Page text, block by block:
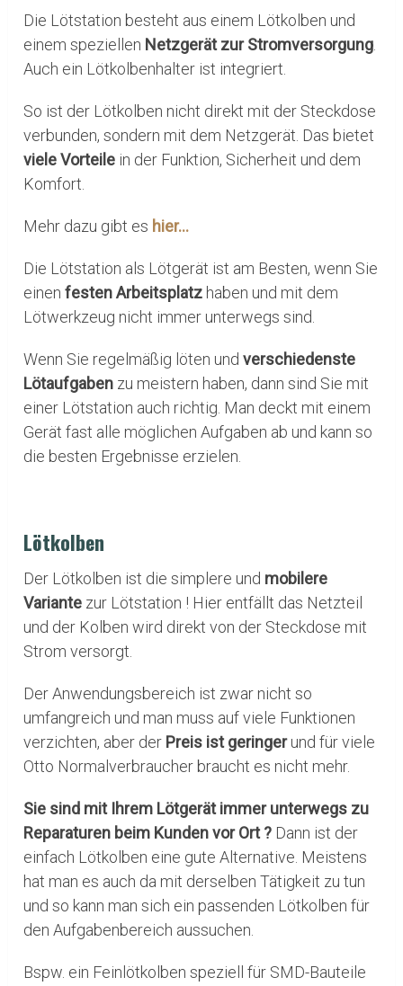
Die Lötstation besteht aus einem Lötkolben und
einem speziellen Netzgerät zur Stromversorgung
Auch ein Lötkolbenhalter ist integriert.
So ist der Lötkolben nicht direkt mit der Steckdose
verbunden, sondern mit dem Netzgerät. Das bietet
viele Vorteile in der Funktion, Sicherheit und dem
Komfort.
Mehr dazu gibt es hier…
Die Lötstation als Lötgerät ist am Besten, wenn Sie
einenfesten Arbeitsplatz haben und mit dem
Lötwerkzeug nicht immer unterwegs sind.
Wenn Sie regelmäßig löten und verschiedenste
Lötaufgaben zu meistern haben, dann sind Sie mit
einer Lötstation auch richtig. Man deckt mit einem
Gerät fast alle möglichen Aufgaben ab und kann so
die besten Ergebnisse erzielen.
Lötkolben
Der Lötkolben ist die simplere und mobilere
Variante zur Lötstation ! Hier entfällt das Netzteil
und der Kolben wird direkt von der Steckdose mit
Strom versorgt.
Der Anwendungsbereich ist zwar nicht so
umfangreich und man muss auf viele Funktionen
verzichten, aber der Preis ist geringerund für viele
Otto Normalverbraucher braucht es nicht mehr.
Sie sind mit Ihrem Lötgerät immer unterwegs zu
Reparaturen beim Kunden vor Ort ? Dann ist der
einfach Lötkolben eine gute Alternative. Meistens
hat man es auch da mit derselben Tätigkeit zu tun
und so kann man sich ein passenden Lötkolben für
den Aufgabenbereich aussuchen.
Bspw. ein Feinlötkolben speziell für SMD-Bauteile